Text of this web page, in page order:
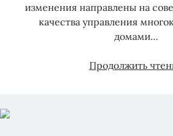
изменения направлены на
качества управления
домами…
Продолжить